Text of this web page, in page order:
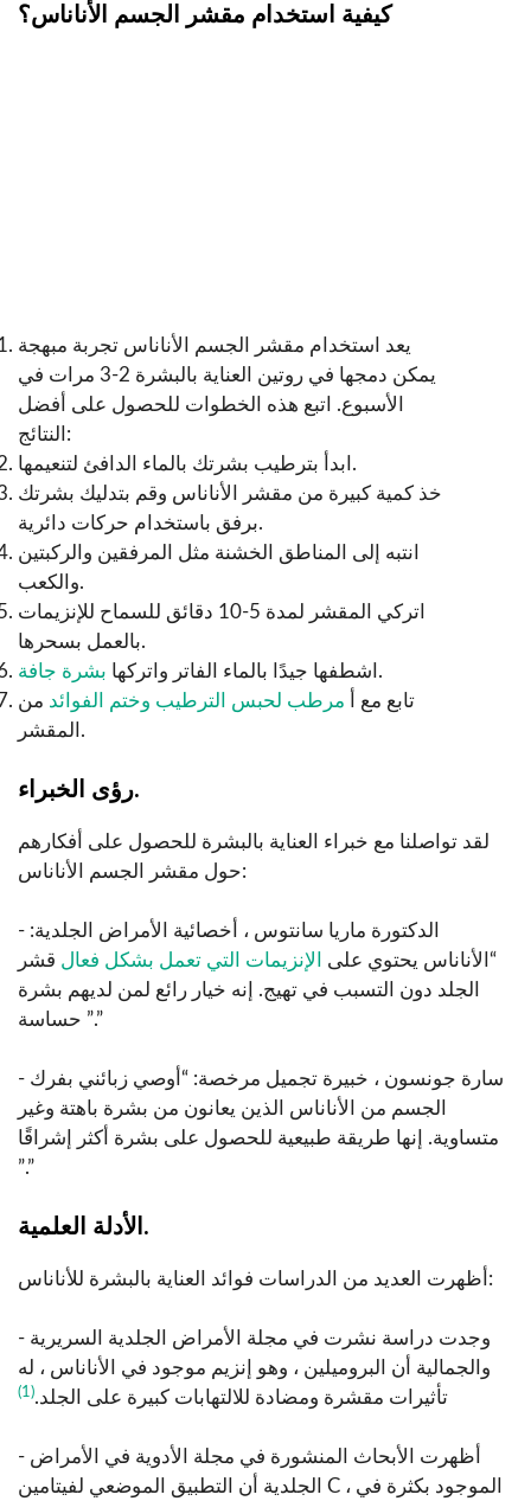
كيفية استخدام مقشر الجسم الأناناس؟
يعد استخدام مقشر الجسم الأناناس تجربة مبهجة
يمكن دمجها في روتين العناية بالبشرة 2-3 مرات في
الأسبوع. اتبع هذه الخطوات للحصول على أفضل
النتائج:
ابدأ بترطيب بشرتك بالماء الدافئ لتنعيمها.
خذ كمية كبيرة من مقشر الأناناس وقم بتدليك بشرتك
برفق باستخدام حركات دائرية.
انتبه إلى المناطق الخشنة مثل المرفقين والركبتين
والكعب.
اتركي المقشر لمدة 5-10 دقائق للسماح للإنزيمات
بالعمل بسحرها.
اشطفها جيدًا بالماء الفاتر واتركها بشرة جافة
.
تابع مع أ مرطب لحبس الترطيب وختم الفوائد من
المقشر.
رؤى الخبراء.
لقد تواصلنا مع خبراء العناية بالبشرة للحصول على أفكارهم
حول مقشر الجسم الأناناس:
- الدكتورة ماريا سانتوس ، أخصائية الأمراض الجلدية:
“الأناناس يحتوي على
الإنزيمات التي تعمل بشكل فعال قشر
الجلد دون التسبب في تهيج. إنه خيار رائع لمن لديهم بشرة
حساسة ”.”
- سارة جونسون ، خبيرة تجميل مرخصة: “أوصي زبائني بفرك
الجسم من الأناناس الذين يعانون من بشرة باهتة وغير
متساوية. إنها طريقة طبيعية للحصول على بشرة أكثر إشراقًا
”.”
الأدلة العلمية.
أظهرت العديد من الدراسات فوائد العناية بالبشرة للأناناس:
- وجدت دراسة نشرت في مجلة الأمراض الجلدية السريرية
والجمالية أن البروميلين ، وهو إنزيم موجود في الأناناس ، له
تأثيرات مقشرة ومضادة للالتهابات كبيرة على الجلد.(1)
- أظهرت الأبحاث المنشورة في مجلة الأدوية في الأمراض
الجلدية أن التطبيق الموضعي لفيتامين C ، الموجود بكثرة في